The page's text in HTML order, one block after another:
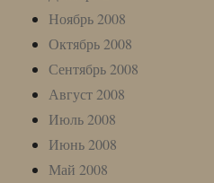
Ноябрь 2008
Октябрь 2008
Сентябрь 2008
Август 2008
Июль 2008
Июнь 2008
Май 2008